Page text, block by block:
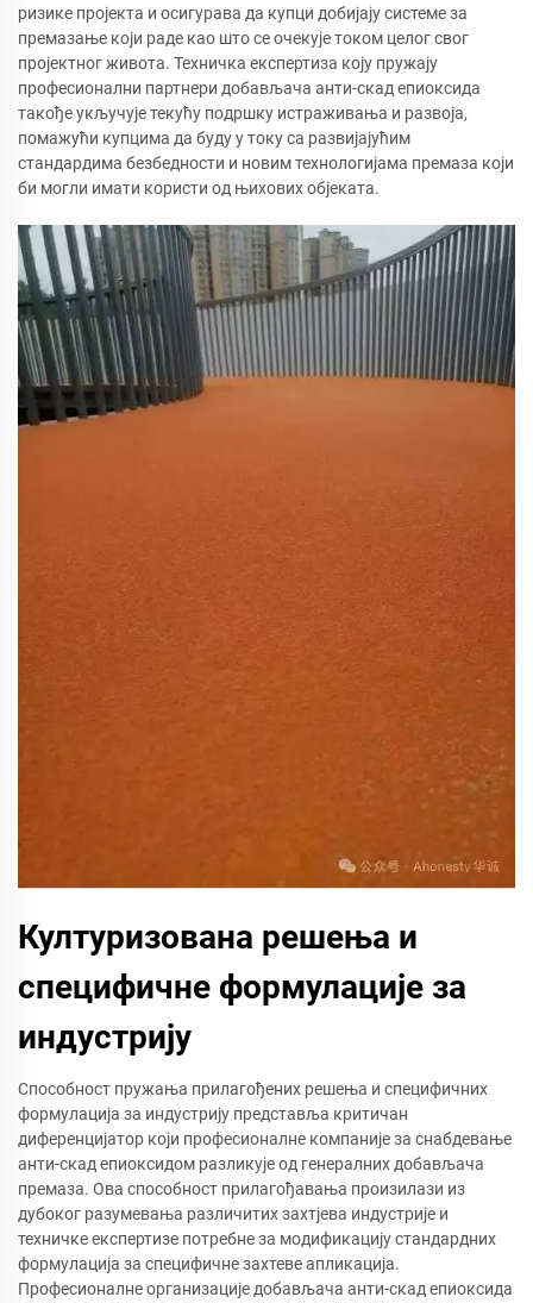
ризике пројекта и осигурава да купци добијају системе за
премазање који раде као што се очекује током целог свог
пројектног живота. Техничка експертиза коју пружају
професионални партнери добављача анти-скад епиоксида
такође укључује текућу подршку истраживања и развоја,
помажући купцима да буду у току са развијајућим
стандардима безбедности и новим технологијама премаза који
би могли имати користи од њихових објеката.
Културизована решења и
специфичне формулације за
индустрију
Способност пружања прилагођених решења и специфичних
формулација за индустрију представља критичан
диференцијатор који професионалне компаније за снабдевање
анти-скад епиоксидом разликује од генералних добављача
премаза. Ова способност прилагођавања произилази из
дубоког разумевања различитих захтјева индустрије и
техничке експертизе потребне за модификацију стандардних
формулација за специфичне захтеве апликација.
Професионалне организације добављача анти-скад епиоксида